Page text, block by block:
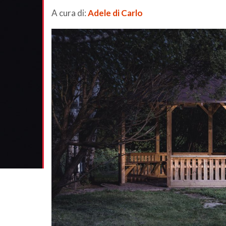
A cura di:Adele di Carlo